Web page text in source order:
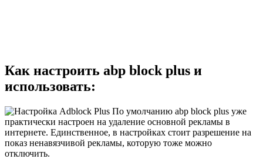
Как настроить abp block plus и
использовать:
По умолчанию abp block plus уже
практически настроен на удаление основной рекламы в
интернете. Единственное, в настройках стоит разрешение на
показ ненавязчивой рекламы, которую тоже можно
отключить.